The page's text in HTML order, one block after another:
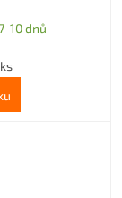
R0,25
10 dnů